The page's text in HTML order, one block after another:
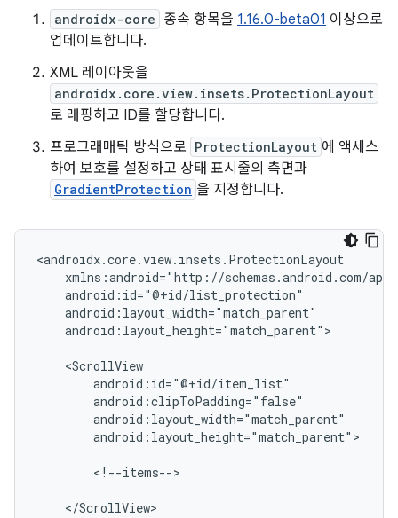
androidx-core 종속 항목을 1.16.0-beta01 이상으로
업데이트합니다.
XML 레이아웃을
androidx.core.view.insets.ProtectionLayout
로 래핑하고 ID를 할당합니다.
프로그래매틱 방식으로 ProtectionLayout 에 액세스
하여 보호를 설정하고 상태 표시줄의 측면과
GradientProtection 을 지정합니다.
android:layout_height="match_parent">
android:layout_height="match_parent">
<!--items-->
</ScrollView>